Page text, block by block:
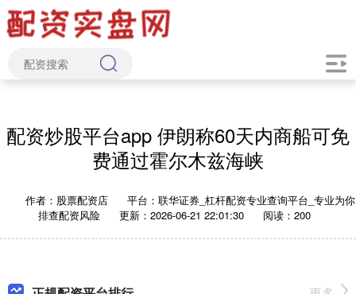
配资炒股平台app 伊朗称60天内商船可免
费通过霍尔木兹海峡
作者：股票配资店
平台：联华证券_杠杆配资专业查询平台_专业为你
排查配资风险
更新：2026-06-21 22:01:30 阅读：200